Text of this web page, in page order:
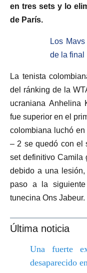
en tres sets y lo
de París.
Los
de la final
La tenista
del ránking de la
ucraniana Anhelina
fue superior en el
colombiana luchó
– 2 se quedó con el
set definitivo Camila
debido a una
paso a la
tunecina Ons Jabeur.
Última noticia
Una fuerte
desaparecido